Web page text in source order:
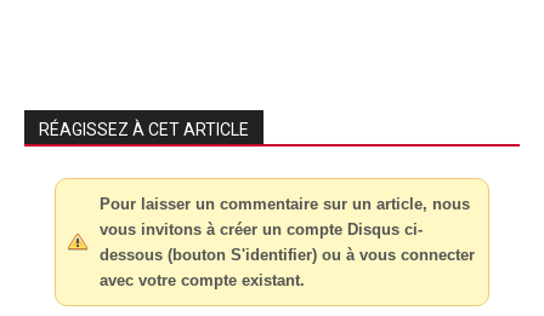
RÉAGISSEZ À CET ARTICLE
Pour laisser un commentaire sur un article, nous
vous invitons à créer un compte Disqus ci-
dessous (bouton S'identifier) ou à vous connecter
avec votre compte existant.